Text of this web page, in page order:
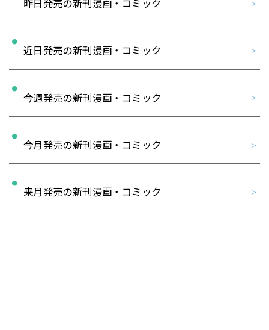
昨日発売の新刊漫画・コミック
近日発売の新刊漫画・コミック
今週発売の新刊漫画・コミック
今月発売の新刊漫画・コミック
来月発売の新刊漫画・コミック